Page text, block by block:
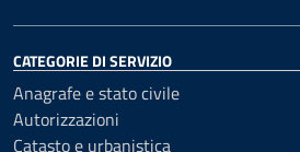
CATEGORIE DI SERVIZIO
Anagrafe e stato civile
Autorizzazioni
Catasto e urbanistica